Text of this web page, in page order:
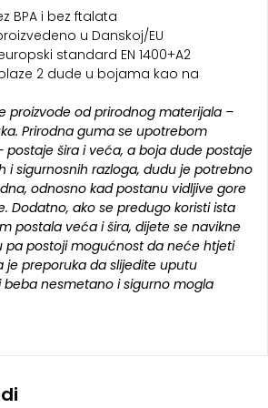
BPA i bez ftalata
u Danskoj/EU
standard EN 1400+A2
2 dude u bojama kao na
proizvode od prirodnog materijala –
Prirodna guma se upotrebom
postaje šira i veća, a boja dude postaje
i sigurnosnih razloga, dudu je potrebno
odnosno kad postanu vidljive gore
Dodatno, ako se predugo koristi ista
postala veća i šira, dijete se navikne
pa postoji mogućnost da neće htjeti
je preporuka da slijedite uputu
beba nesmetano i sigurno mogla